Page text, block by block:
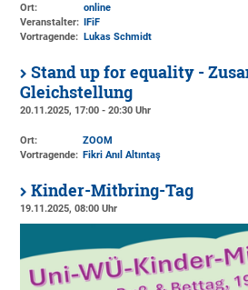
Ort:
online
Veranstalter: IFiF
Vortragende: Lukas Schmidt
Stand up for equality -
Gleichstellung
20.11.2025, 17:00 - 20:30 Uhr
Ort:
ZOOM
Vortragende: Fikri Anıl Altıntaş
Kinder-Mitbring-Tag
19.11.2025, 08:00 Uhr